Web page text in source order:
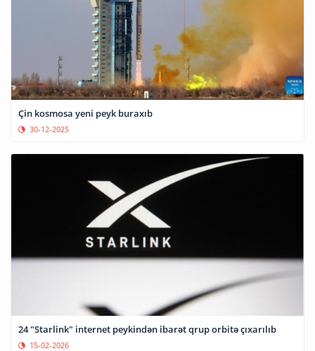
Çin kosmosa yeni peyk buraxıb
30-12-2025
24 "Starlink" internet peykindən ibarət qrup orbitə çıxarılıb
15-02-2026